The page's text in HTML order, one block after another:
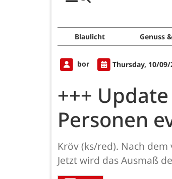
Blaulicht Genuss
bor Thursday, 10/09/
+++
Personen
Kröv (ks/red). Nach
Jetzt wird das Ausmaß